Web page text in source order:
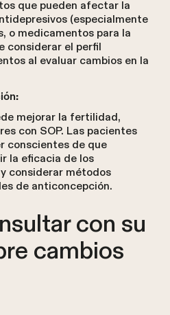
que pueden afectar la
(especialmente
o medicamentos para la
considerar el perfil
al evaluar cambios en la
mejorar la fertilidad,
con SOP. Las pacientes
conscientes de que
la eficacia de los
considerar métodos
de anticoncepción.
con su
cambios